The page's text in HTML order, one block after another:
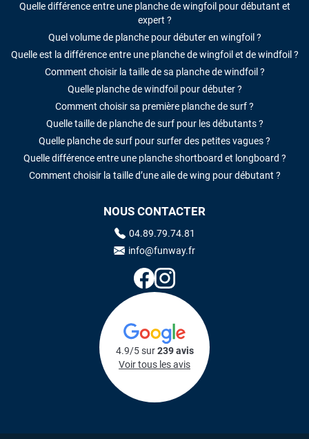
Quelle différence entre une planche de wingfoil pour débutant et
expert ?
Quel volume de planche pour débuter en wingfoil ?
Quelle est la différence entre une planche de wingfoil et de windfoil ?
Comment choisir la taille de sa planche de windfoil ?
Quelle planche de windfoil pour débuter ?
Comment choisir sa première planche de surf ?
Quelle taille de planche de surf pour les débutants ?
Quelle planche de surf pour surfer des petites vagues ?
Quelle différence entre une planche shortboard et longboard ?
Comment choisir la taille d’une aile de wing pour débutant ?
NOUS CONTACTER
04.89.79.74.81
info@funway.fr
4.9/5 sur239 avis
Voir tous les avis